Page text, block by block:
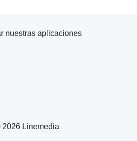
Linemedia
nuestras aplicaciones